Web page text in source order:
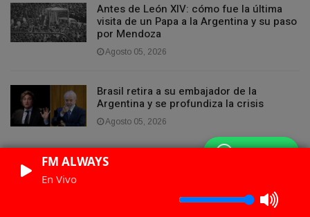
FM ALWAYS
En Vivo
WhatsApp
Antes de León XIV: cómo fue la última
visita de un Papa a la Argentina y su paso
por Mendoza
Agosto 05, 2026
Brasil retira a su embajador de la
Argentina y se profundiza la crisis
Agosto 05, 2026